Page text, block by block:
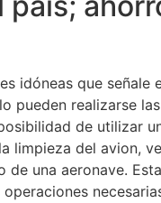
idóneas que
pueden realizarse
de utilizar
limpieza del avion,
una aeronave.